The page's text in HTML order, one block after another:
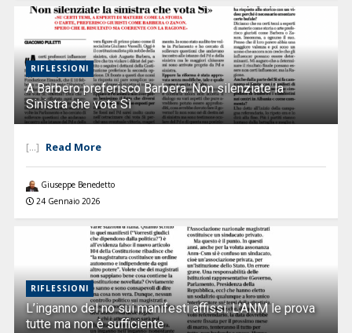
RIFLESSIONI
A Barbero preferisco Barbera. Non silenziate la
Sinistra che vota Sì
[...] Read More
Giuseppe Benedetto
24 Gennaio 2026
RIFLESSIONI
L’inganno del no sui manifesti affissi. L’ANM le prova
tutte ma non è sufficiente